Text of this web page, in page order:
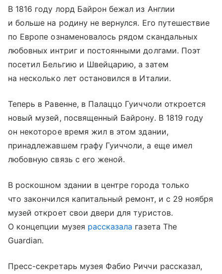
В 1816 году лорд Байрон бежал из Англии
и больше на родину не вернулся. Его путешествие
по Европе ознаменовалось рядом скандальных
любовных интриг и постоянными долгами. Поэт
посетил Бельгию и Швейцарию, а затем
на несколько лет остановился в Италии.
Теперь в Равенне, в Палаццо Гуиччоли откроется
новый музей, посвященный Байрону. В 1819 году
он некоторое время жил в этом здании,
принадлежавшем графу Гуиччоли, а еще имел
любовную связь с его женой.
В роскошном здании в центре города только
что закончился капитальный ремонт, и с 29 ноября
музей откроет свои двери для туристов.
О концепции музея рассказала газета The
Guardian.
Пресс-секретарь музея Фабио Риччи рассказал,